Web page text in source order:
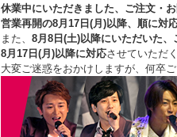
休業中にいただきました、ご注文・
営業再開の8月17日(月)以降、順に対
また、 8月8日(土)以降にいただいた、
8月17日(月)以降に対応させていただ
大変ご迷惑をおかけしますが、 何卒